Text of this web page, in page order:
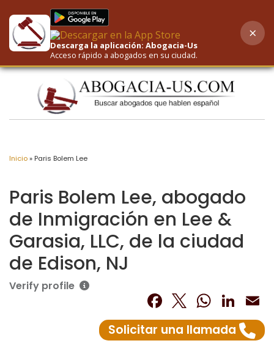
AI-Powered Search
Inicio» Paris Bolem Lee
Paris Bolem Lee, abogado
de Inmigración en Lee &
Garasia, LLC, de la ciudad
de Edison, NJ
Verify profile
Facebook
Twitter
Solicitar una llamada
Descarga la aplicación: Abogacia-Us
Acceso rápido a abogados en su ciudad.
×